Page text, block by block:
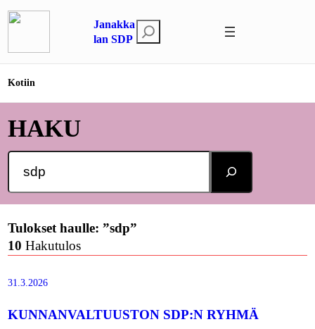
Siirry
sisältöön
Janakka
lan SDP
t
s
Kotiin
HAKU
Tulokset haulle: ”sdp”
10 Hakutulos
31.3.2026
KUNNANVALTUUSTON SDP:N RYHMÄ